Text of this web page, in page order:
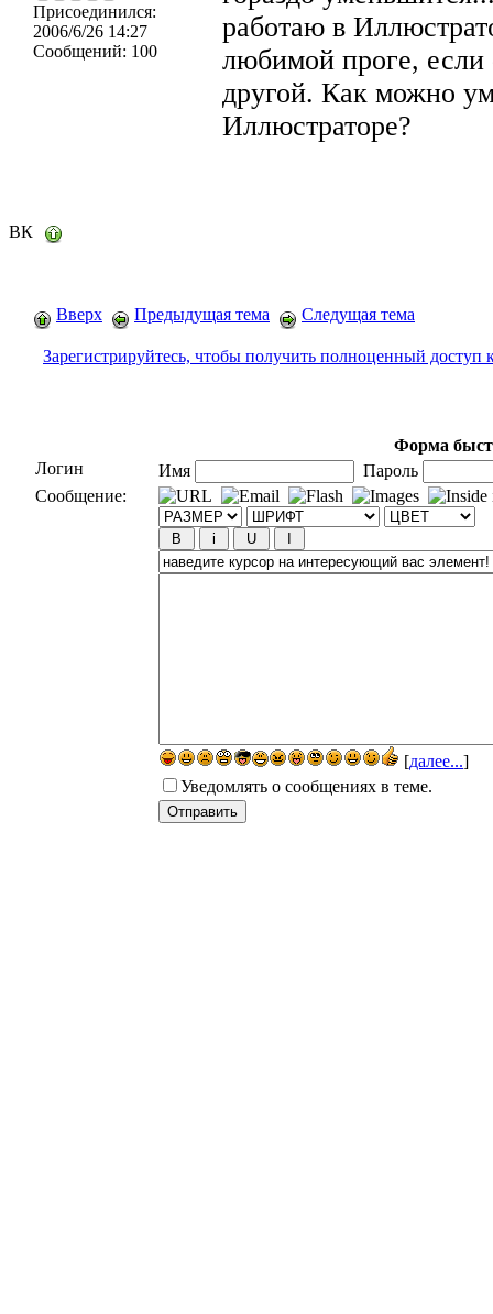
ВК
Присоединился:
2006/6/26 14:27
Сообщений: 100
работаю в
любимой проге, если
другой. Как можно
Иллюстраторе?
Вверх Предыдущая тема Следущая тема
Зарегистрируйтесь, чтобы получить полноценный доступ
Форма
Логин
Имя
Пароль
Сообщение:
[далее...]
Уведомлять о сообщениях в теме.